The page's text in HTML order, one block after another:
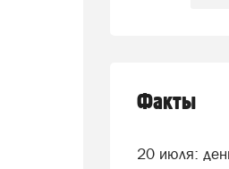
Факты
20 июля: